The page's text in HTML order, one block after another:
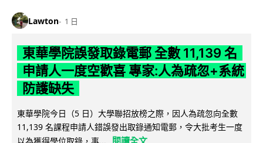
Lawton 1 日
東華學院誤發取錄電郵 全數 11,139 名
申請人一度空歡喜 專家:人為疏忽+系統
防護缺失
東華學院今日（5 日）大學聯招放榜之際，因人為疏忽向全數
11,139 名課程申請人錯誤發出取錄通知電郵，令大批考生一度